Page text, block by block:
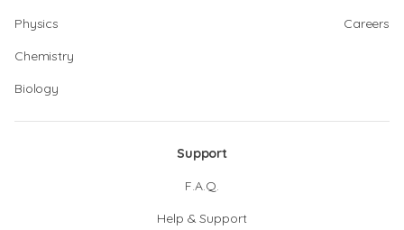
Physics
Chemistry
Biology
Careers
Support
F.A.Q.
Help & Support